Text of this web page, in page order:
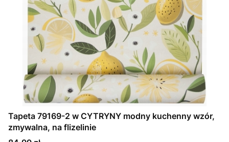
Tapeta 79169-2 w CYTRYNY modny kuchenny wzór,
zmywalna, na flizelinie